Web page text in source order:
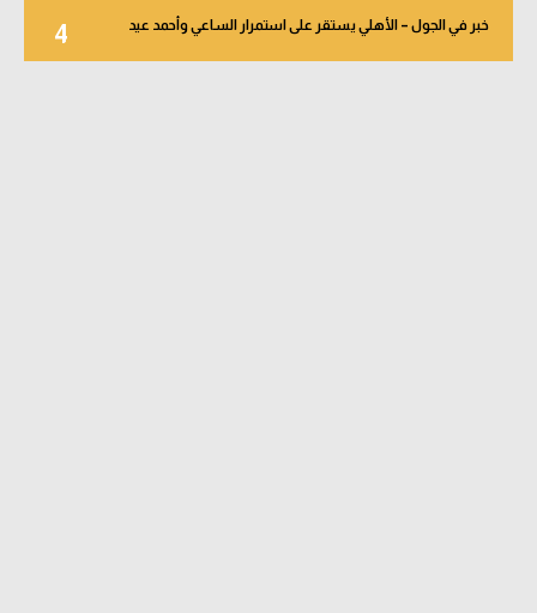
4 خبر في الجول – الأهلي يستقر على استمرار الساعي وأحمد عيد